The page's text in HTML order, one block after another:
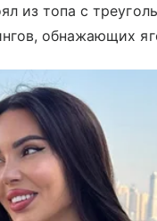
из топа с
обнажающих